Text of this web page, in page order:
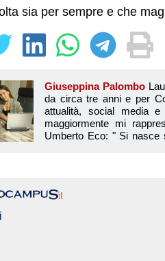
sia per sempre e che
Giuseppina Palombo
da circa tre anni e per
attualità, social media
maggiormente mi
Umberto Eco: " Si nasce